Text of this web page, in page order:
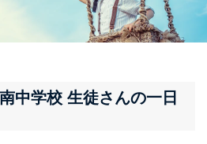
中学校 生徒さんの一日